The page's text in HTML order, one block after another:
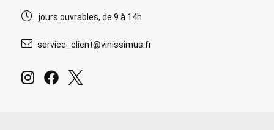
jours ouvrables, de 9 à 14h
service_client@vinissimus.fr